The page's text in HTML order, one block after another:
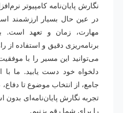
نگارش پایان‌نامه کامپیوتر نرم‌افزار،
در عین حال بسیار ارزشمند است که
مهارت، زمان و تعهد است. با
برنامه‌ریزی دقیق و استفاده از
می‌توانید این مسیر را با موفقیت طی
دلخواه خود دست یابید. ما با
جامع، از انتخاب موضوع تا دفاع، در
تجربه نگارش پایان‌نامه‌ای بدون
را برای شما رقم بزنیم.